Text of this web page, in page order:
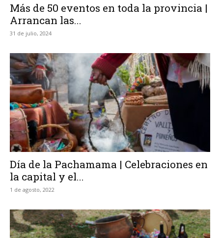
Más de 50 eventos en toda la provincia |
Arrancan las...
31 de julio, 2024
Día de la Pachamama | Celebraciones en
la capital y el...
1 de agosto, 2022